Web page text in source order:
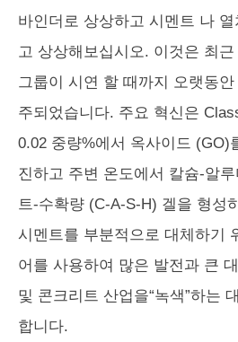
바인더로 상상하고 시멘트 나
고 상상해보십시오. 이것은 최
그룹이 시연 할 때까지 오랫동
주되었습니다. 주요 혁신은
0.02 중량%에서 옥사이드 (GO)
진하고 주변 온도에서 칼슘-알
트-수확량 (C-A-S-H) 겔을 형성
시멘트를 부분적으로 대체하기
어를 사용하여 많은 발전과 큰
및 콘크리트 산업을“녹색”하는
합니다.